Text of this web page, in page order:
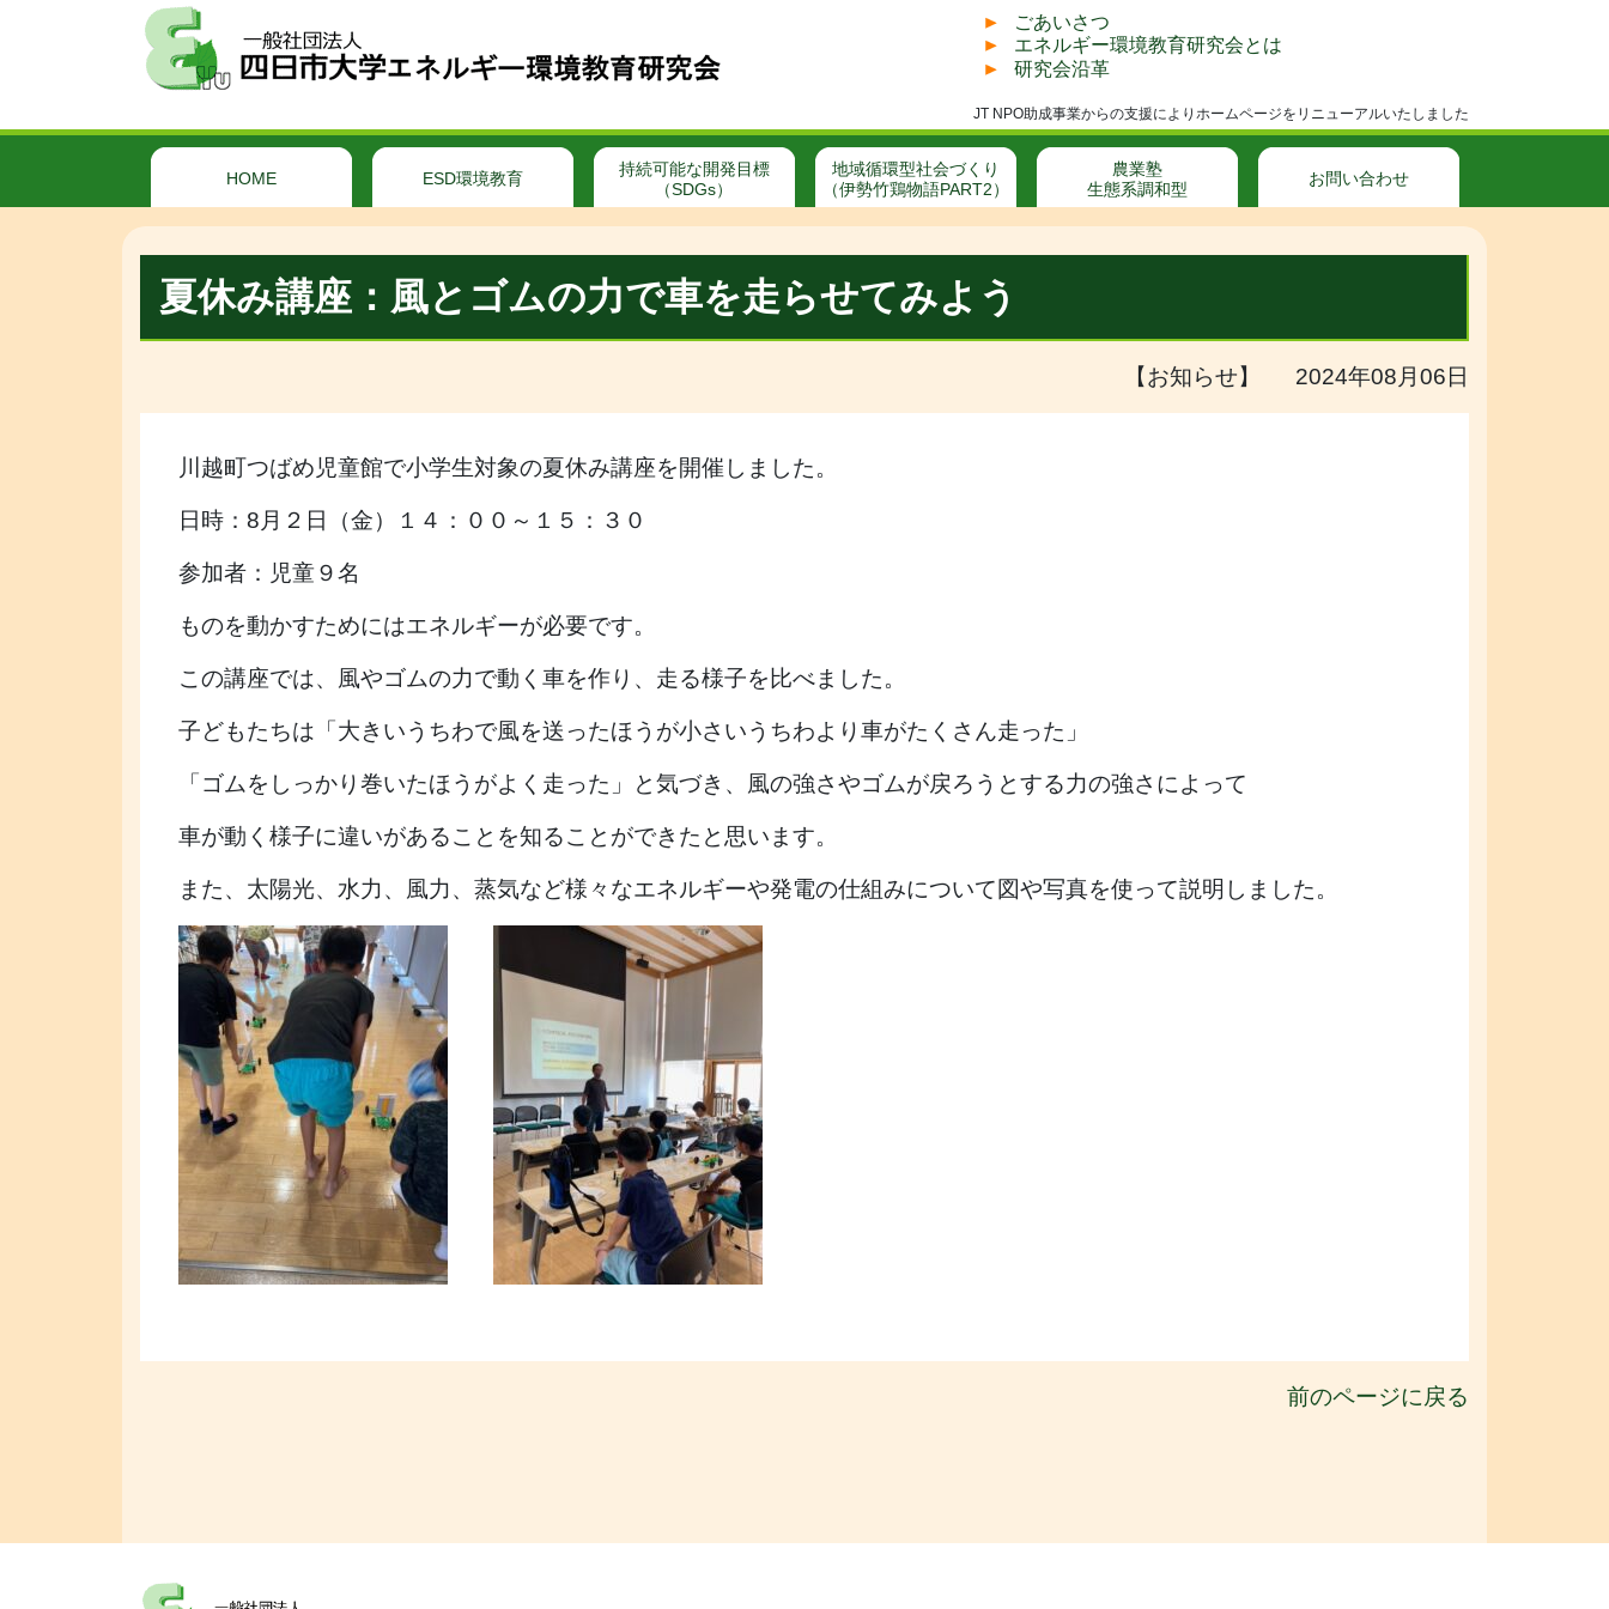
ごあいさつ
エネルギー環境教育研究会とは
研究会沿革
JT NPO助成事業からの支援によりホームページをリニューアルいたしました
HOME ESD環境教育
持続可能な開発目標
（SDGs）
地域循環型社会づくり
（伊勢竹鶏物語PART2）
農業塾
生態系調和型
お問い合わせ
夏休み講座：風とゴムの力で車を走らせてみよう
【お知らせ】 2024年08月06日
川越町つばめ児童館で小学生対象の夏休み講座を開催しました。
日時：8月２日（金）１４：００～１５：３０
参加者：児童９名
ものを動かすためにはエネルギーが必要です。
この講座では、風やゴムの力で動く車を作り、走る様子を比べました。
子どもたちは「大きいうちわで風を送ったほうが小さいうちわより車がたくさん走った」
「ゴムをしっかり巻いたほうがよく走った」と気づき、風の強さやゴムが戻ろうとする力の強さによって
車が動く様子に違いがあることを知ることができたと思います。
また、太陽光、水力、風力、蒸気など様々なエネルギーや発電の仕組みについて図や写真を使って説明しました。
前のページに戻る